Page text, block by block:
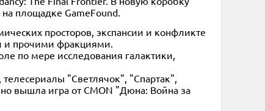
площадке GameFound.
просторов, экспансии и конфликте
и прочими фракциями.
по мере исследования галактики,
"Светлячок", "Спартак",
вышла игра от CMON "Дюна: Война за